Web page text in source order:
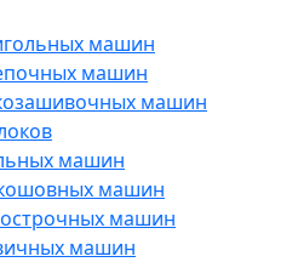
машин
машин
машин
машин
машин
машин
машин